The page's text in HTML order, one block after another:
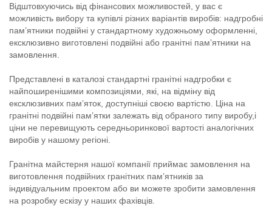
Відштовхуючись від фінансових можливостей, у вас є
можливість вибору та купівлі різних варіантів виробів: надгробні
пам’ятники подвійні у стандартному художньому оформленні,
ексклюзивно виготовлені подвійні або гранітні пам’ятники на
замовлення.
Представлені в каталозі стандартні гранітні надгробки є
найпоширенішими композиціями, які, на відміну від
ексклюзивних пам’яток, доступніші своєю вартістю. Ціна на
гранітні подвійні пам’ятки залежать від обраного типу виробу,і
ціни не перевищують середньоринкової вартості аналогічних
виробів у нашому регіоні.
Гранітна майстерня нашої компанії приймає замовлення на
виготовлення подвійних гранітних пам’ятників за
індивідуальним проектом або ви можете зробити замовлення
на розробку ескізу у наших фахівців.